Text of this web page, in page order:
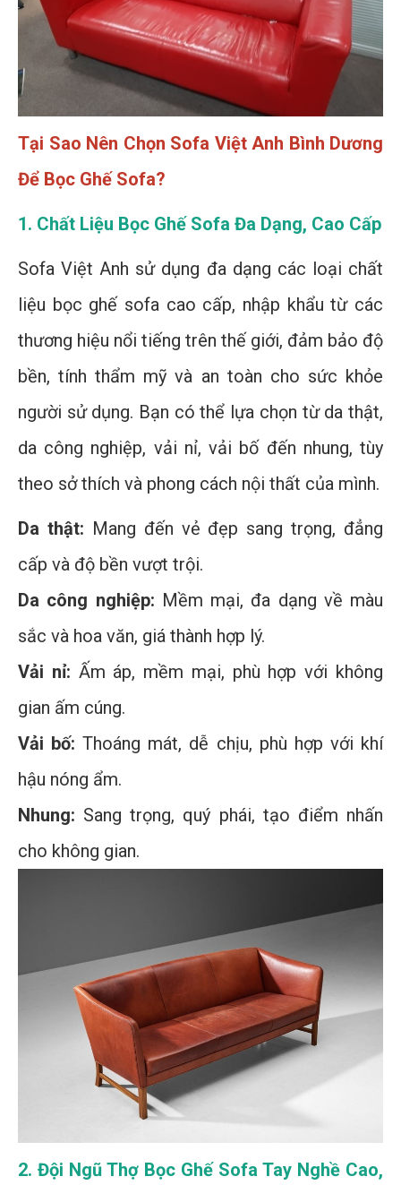
Tại Sao Nên Chọn Sofa Việt Anh Bình Dương
Để Bọc Ghế Sofa?
1. Chất Liệu Bọc Ghế Sofa Đa Dạng, Cao Cấp
Sofa Việt Anh sử dụng đa dạng các loại chất
liệu bọc ghế sofa cao cấp, nhập khẩu từ các
thương hiệu nổi tiếng trên thế giới, đảm bảo độ
bền, tính thẩm mỹ và an toàn cho sức khỏe
người sử dụng. Bạn có thể lựa chọn từ da thật,
da công nghiệp, vải nỉ, vải bố đến nhung, tùy
theo sở thích và phong cách nội thất của mình.
Da thật: Mang đến vẻ đẹp sang trọng, đẳng
cấp và độ bền vượt trội.
Da công nghiệp: Mềm mại, đa dạng về màu
sắc và hoa văn, giá thành hợp lý.
Vải nỉ: Ấm áp, mềm mại, phù hợp với không
gian ấm cúng.
Vải bố: Thoáng mát, dễ chịu, phù hợp với khí
hậu nóng ẩm.
Nhung: Sang trọng, quý phái, tạo điểm nhấn
cho không gian.
2. Đội Ngũ Thợ Bọc Ghế Sofa Tay Nghề Cao,